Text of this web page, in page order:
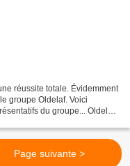
réussite totale. Évidemment
groupe Oldelaf. Voici
du groupe... Oldelaf
Page suivante >